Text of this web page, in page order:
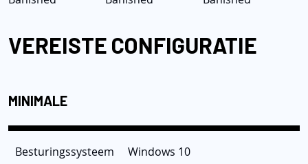
VEREISTE CONFIGURATIE
MINIMALE
Besturingssysteem Windows 10